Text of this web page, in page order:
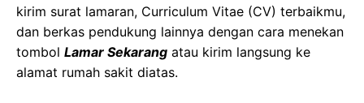
kirim surat lamaran, Curriculum Vitae (CV) terbaikmu,
dan berkas pendukung lainnya dengan cara menekan
tombol Lamar Sekarang atau kirim langsung ke
alamat rumah sakit diatas.